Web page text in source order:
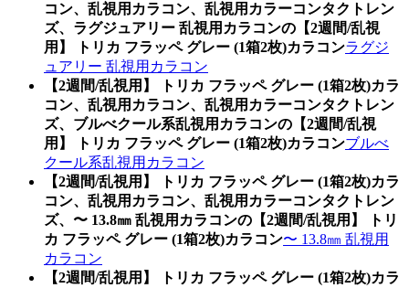
コン、乱視用カラコン、乱視用カラーコンタクトレン
ズ、ラグジュアリー 乱視用カラコンの【2週間/乱視
用】 トリカ フラッペ グレー (1箱2枚)カラコンラグジ
ュアリー 乱視用カラコン
【2週間/乱視用】 トリカ フラッペ グレー (1箱2枚)カラ
コン、乱視用カラコン、乱視用カラーコンタクトレン
ズ、ブルべクール系乱視用カラコンの【2週間/乱視
用】 トリカ フラッペ グレー (1箱2枚)カラコンブルべ
クール系乱視用カラコン
【2週間/乱視用】 トリカ フラッペ グレー (1箱2枚)カラ
コン、乱視用カラコン、乱視用カラーコンタクトレン
ズ、〜 13.8㎜ 乱視用カラコンの【2週間/乱視用】 トリ
カ フラッペ グレー (1箱2枚)カラコン〜 13.8㎜ 乱視用
カラコン
【2週間/乱視用】 トリカ フラッペ グレー (1箱2枚)カラ